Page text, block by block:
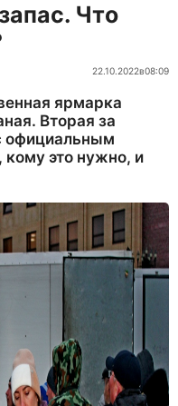
Что
22.10.2022в08:09
ярмарка
Вторая за
официальным
кому это нужно, и